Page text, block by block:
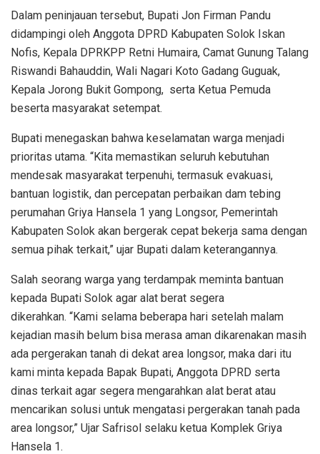
Dalam peninjauan tersebut, Bupati Jon Firman Pandu
didampingi oleh Anggota DPRD Kabupaten Solok Iskan
Nofis, Kepala DPRKPP Retni Humaira, Camat Gunung Talang
Riswandi Bahauddin, Wali Nagari Koto Gadang Guguak,
Kepala Jorong Bukit Gompong, serta Ketua Pemuda
beserta masyarakat setempat.
Bupati menegaskan bahwa keselamatan warga menjadi
prioritas utama. “Kita memastikan seluruh kebutuhan
mendesak masyarakat terpenuhi, termasuk evakuasi,
bantuan logistik, dan percepatan perbaikan dam tebing
perumahan Griya Hansela 1 yang Longsor, Pemerintah
Kabupaten Solok akan bergerak cepat bekerja sama dengan
semua pihak terkait,” ujar Bupati dalam keterangannya.
Salah seorang warga yang terdampak meminta bantuan
kepada Bupati Solok agar alat berat segera
dikerahkan. “Kami selama beberapa hari setelah malam
kejadian masih belum bisa merasa aman dikarenakan masih
ada pergerakan tanah di dekat area longsor, maka dari itu
kami minta kepada Bapak Bupati, Anggota DPRD serta
dinas terkait agar segera mengarahkan alat berat atau
mencarikan solusi untuk mengatasi pergerakan tanah pada
area longsor,” Ujar Safrisol selaku ketua Komplek Griya
Hansela 1.